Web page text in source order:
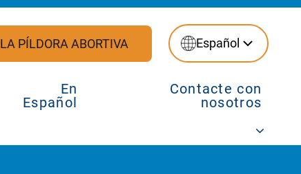
LA PÍLDORA ABORTIVA Español
En
Español
Contacte con
nosotros